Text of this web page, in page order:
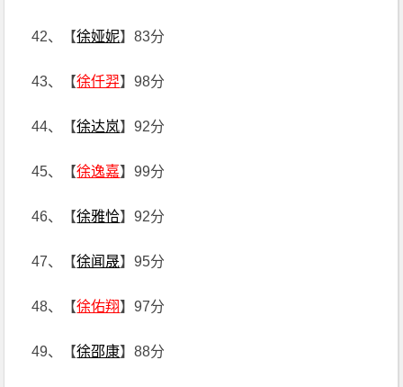
42、【徐娅妮】83分
43、【徐仟羿】98分
44、【徐达岚】92分
45、【徐逸嘉】99分
46、【徐雅恰】92分
47、【徐闻晟】95分
48、【徐佑翔】97分
49、【徐邵康】88分